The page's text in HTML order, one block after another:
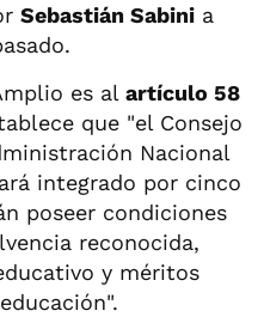
Sebastián Sabini a
es al artículo 58
que "el Consejo
Nacional
integrado por cinco
poseer condiciones
reconocida,
y méritos